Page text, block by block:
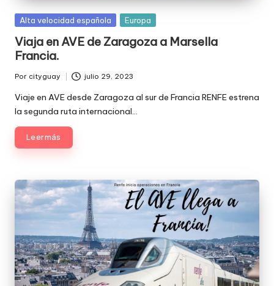
Publicada
Alta velocidad española Europa
Viaja en AVE de Zaragoza a Marsella
Francia.
Publicado
por
Por cityguay julio 29, 2023
Viaje en AVE desde Zaragoza al sur de Francia RENFE estrena
la segunda ruta internacional…
Leer más